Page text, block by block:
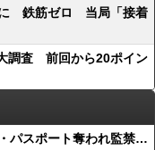
に 鉄筋ゼロ 当局「接着
調査 前回から20ポイン
パスポート奪われ監禁…